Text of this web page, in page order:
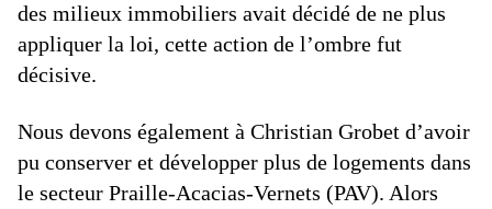
des milieux immobiliers avait décidé de ne plus
appliquer la loi, cette action de l’ombre fut
décisive.
Nous devons également à Christian Grobet d’avoir
pu conserver et développer plus de logements dans
le secteur Praille-Acacias-Vernets (PAV). Alors